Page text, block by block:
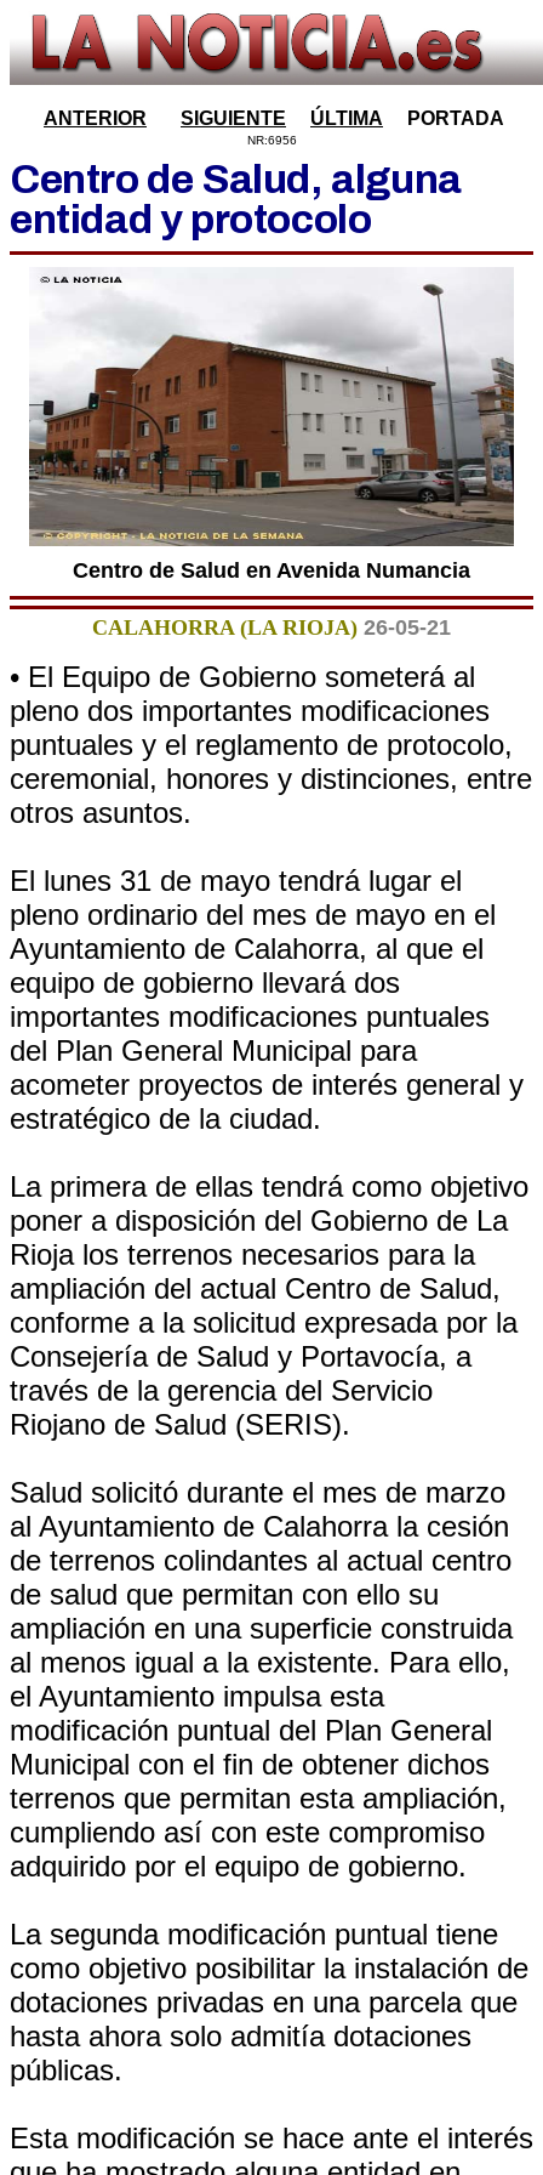
ANTERIOR SIGUIENTE ÚLTIMA PORTADA
NR:6956
Centro de Salud, alguna
entidad y protocolo
Centro de Salud en Avenida Numancia
CALAHORRA (LA RIOJA) 26-05-21
• El Equipo de Gobierno someterá al
pleno dos importantes modificaciones
puntuales y el reglamento de protocolo,
ceremonial, honores y distinciones, entre
otros asuntos.
El lunes 31 de mayo tendrá lugar el
pleno ordinario del mes de mayo en el
Ayuntamiento de Calahorra, al que el
equipo de gobierno llevará dos
importantes modificaciones puntuales
del Plan General Municipal para
acometer proyectos de interés general y
estratégico de la ciudad.
La primera de ellas tendrá como objetivo
poner a disposición del Gobierno de La
Rioja los terrenos necesarios para la
ampliación del actual Centro de Salud,
conforme a la solicitud expresada por la
Consejería de Salud y Portavocía, a
través de la gerencia del Servicio
Riojano de Salud (SERIS).
Salud solicitó durante el mes de marzo
al Ayuntamiento de Calahorra la cesión
de terrenos colindantes al actual centro
de salud que permitan con ello su
ampliación en una superficie construida
al menos igual a la existente. Para ello,
el Ayuntamiento impulsa esta
modificación puntual del Plan General
Municipal con el fin de obtener dichos
terrenos que permitan esta ampliación,
cumpliendo así con este compromiso
adquirido por el equipo de gobierno.
La segunda modificación puntual tiene
como objetivo posibilitar la instalación de
dotaciones privadas en una parcela que
hasta ahora solo admitía dotaciones
públicas.
Esta modificación se hace ante el interés